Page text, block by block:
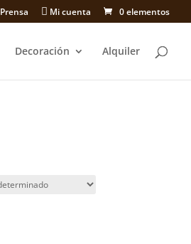
Prensa Mi cuenta 0 elementos
Decoración Alquiler